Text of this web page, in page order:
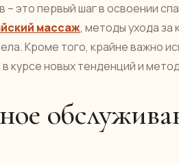
это первый шаг в освоении
массаж, методы ухода за
Кроме того, крайне важно
курсе новых тенденций и